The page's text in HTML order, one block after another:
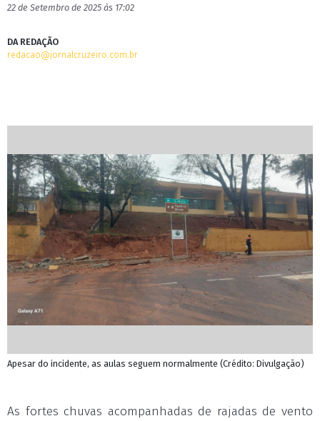
22 de Setembro de 2025 às 17:02
DA REDAÇÃO
redacao@jornalcruzeiro.com.br
Apesar do incidente, as aulas seguem normalmente (Crédito: Divulgação)
As fortes chuvas acompanhadas de rajadas de vento